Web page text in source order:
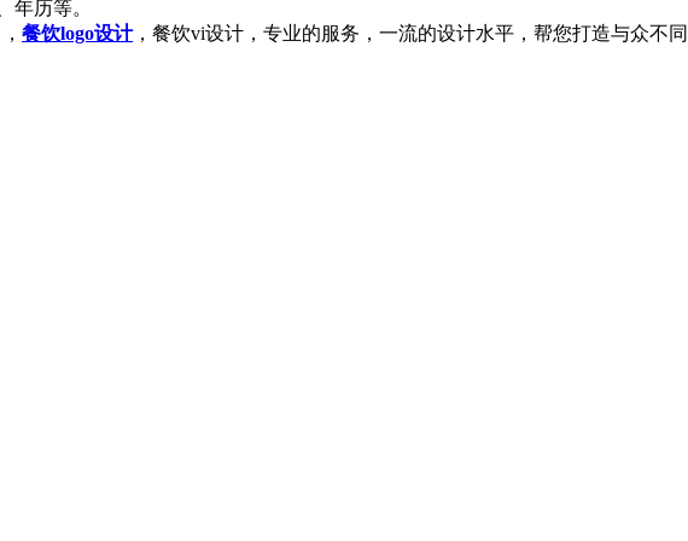
年历等。
餐饮logo设计，餐饮vi设计，专业的服务，一流的设计水平，帮您打造与众不